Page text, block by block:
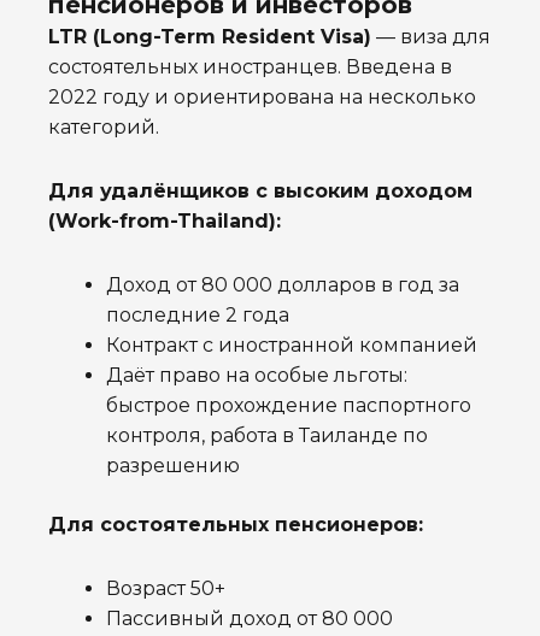
LTR (Long-Term Resident Visa) — виза для
состоятельных иностранцев. Введена в
2022 году и ориентирована на несколько
категорий.
Для удалёнщиков с высоким доходом
(Work-from-Thailand):
Доход от 80 000 долларов в год за
последние 2 года
Контракт с иностранной компанией
Даёт право на особые льготы:
быстрое прохождение паспортного
контроля, работа в Таиланде по
разрешению
Для состоятельных пенсионеров:
Возраст 50+
Пассивный доход от 80 000